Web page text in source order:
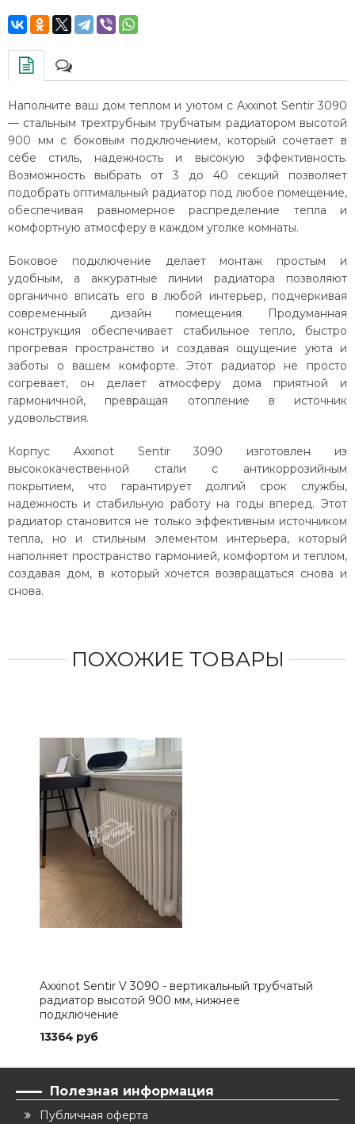
Наполните ваш дом теплом и уютом с Axxinot Sentir 3090
— стальным трехтрубным трубчатым радиатором высотой
900 мм с боковым подключением, который сочетает в
себе стиль, надежность и высокую эффективность.
Возможность выбрать от 3 до 40 секций позволяет
подобрать оптимальный радиатор под любое помещение,
обеспечивая равномерное распределение тепла и
комфортную атмосферу в каждом уголке комнаты.
Боковое подключение делает монтаж простым и
удобным, а аккуратные линии радиатора позволяют
органично вписать его в любой интерьер, подчеркивая
современный дизайн помещения. Продуманная
конструкция обеспечивает стабильное тепло, быстро
прогревая пространство и создавая ощущение уюта и
заботы о вашем комфорте. Этот радиатор не просто
согревает, он делает атмосферу дома приятной и
гармоничной, превращая отопление в источник
удовольствия.
Корпус Axxinot Sentir 3090 изготовлен из
высококачественной стали с антикоррозийным
покрытием, что гарантирует долгий срок службы,
надежность и стабильную работу на годы вперед. Этот
радиатор становится не только эффективным источником
тепла, но и стильным элементом интерьера, который
наполняет пространство гармонией, комфортом и теплом,
создавая дом, в который хочется возвращаться снова и
снова.
ПОХОЖИЕ ТОВАРЫ
Axxinot Sentir V 3090 - вертикальный трубчатый
радиатор высотой 900 мм, нижнее
подключение
13364 руб
Полезная информация
Публичная оферта